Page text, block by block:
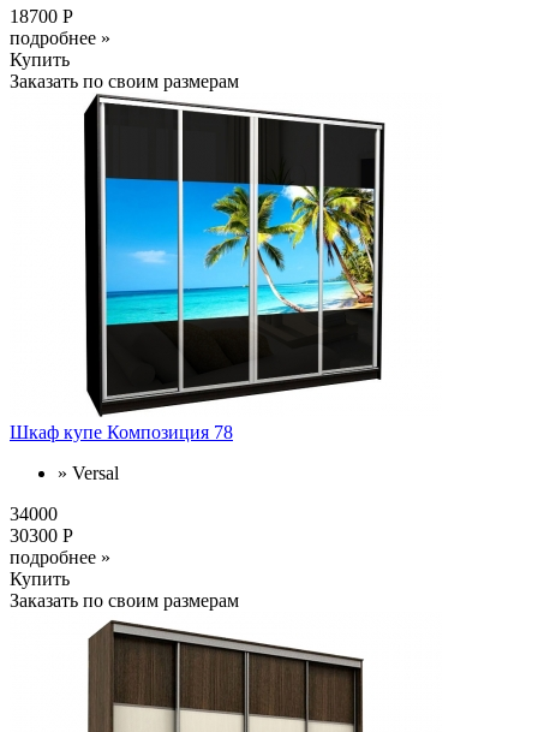
18700 Р
подробнее »
Купить
Заказать по своим размерам
Шкаф купе Композиция 78
» Versal
34000
30300 Р
подробнее »
Купить
Заказать по своим размерам